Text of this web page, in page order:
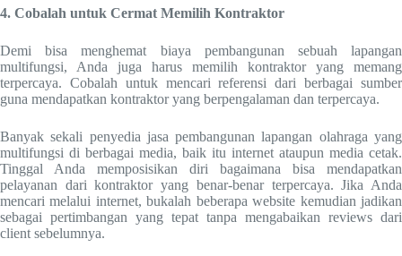
4. Cobalah untuk Cermat Memilih Kontraktor
Demi bisa menghemat biaya pembangunan sebuah lapangan
multifungsi, Anda juga harus memilih kontraktor yang memang
terpercaya. Cobalah untuk mencari referensi dari berbagai sumber
guna mendapatkan kontraktor yang berpengalaman dan terpercaya.
Banyak sekali penyedia jasa pembangunan lapangan olahraga yang
multifungsi di berbagai media, baik itu internet ataupun media cetak.
Tinggal Anda memposisikan diri bagaimana bisa mendapatkan
pelayanan dari kontraktor yang benar-benar terpercaya. Jika Anda
mencari melalui internet, bukalah beberapa website kemudian jadikan
sebagai pertimbangan yang tepat tanpa mengabaikan reviews dari
client sebelumnya.